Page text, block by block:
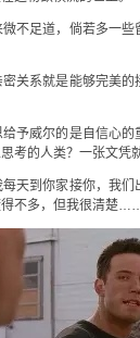
不足道，倘若多一
关系就是能够完美
予威尔的是自信心
考的人类？一张文凭
天到你家接你，我
不多，但我很清楚……